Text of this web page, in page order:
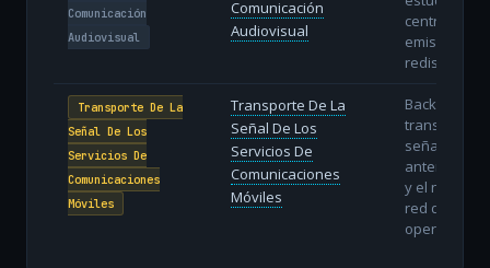
Comunicación
Audiovisual
Comunicación
Audiovisual
centros
emisores o
Transporte De La
Señal De Los
Servicios De
Comunicaciones
Móviles
Transporte De La
Señal De Los
Servicios De
Comunicaciones
Móviles
Backhaul:
transporte
señal entre
antenas
y el núcleo
red del
operador